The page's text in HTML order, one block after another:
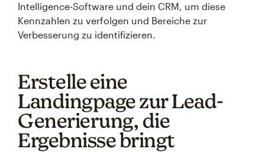
Intelligence-Software und dein CRM, um diese
Kennzahlen zu verfolgen und Bereiche zur
Verbesserung zu identifizieren.
Erstelle eine
Landingpage zur Lead-
Generierung, die
Ergebnisse bringt